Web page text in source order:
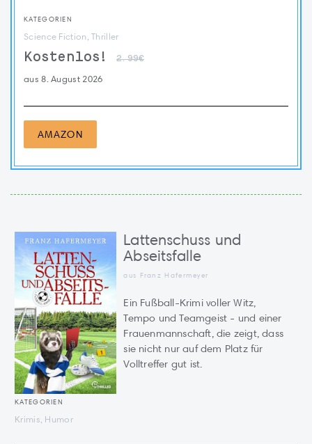
KATEGORIEN
Science Fiction, Thriller
Kostenlos! 2.99€
aus 8. August 2026
AMAZON
Lattenschuss und
Abseitsfalle
aus Franz Hafermeyer
Ein Fußball-Krimi voller Witz,
Tempo und Teamgeist - und einer
Frauenmannschaft, die zeigt, dass
sie nicht nur auf dem Platz für
Volltreffer gut ist.
KATEGORIEN
Krimis, Humor